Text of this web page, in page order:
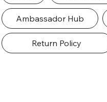
Ambassador Hub
Return Policy